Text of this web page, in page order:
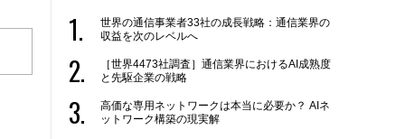
世界の通信事業者33社の成長戦略：通信業界の
収益を次のレベルへ
［世界4473社調査］通信業界におけるAI成熟度
と先駆企業の戦略
高価な専用ネットワークは本当に必要か？ AIネ
ットワーク構築の現実解